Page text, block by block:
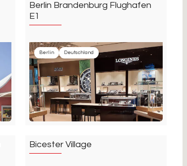
Berlin Brandenburg Flughafen
E1
Berlin Deutschland
Bicester Village